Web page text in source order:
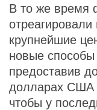
В то же время
крупнейшие
новые способы
предоставив
долларах США
чтобы у